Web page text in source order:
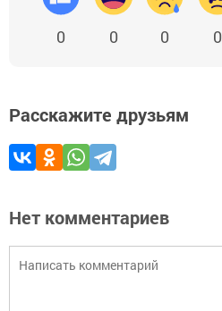
0 0 0 0
Расскажите друзьям
Нет комментариев